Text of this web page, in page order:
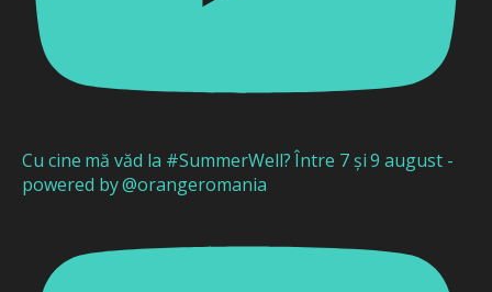
Cu cine mă văd la #SummerWell? Între 7 și 9 august -
powered by @orangeromania